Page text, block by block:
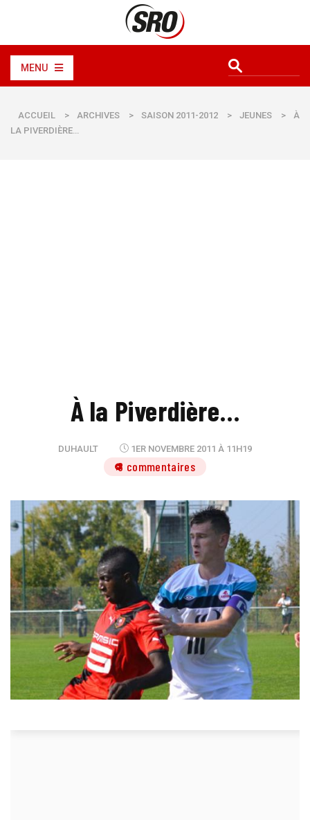
MENU
ACCUEIL > ARCHIVES > SAISON 2011-2012 > JEUNES >
À
LA PIVERDIÈRE…
À la Piverdière…
DUHAULT 1ER NOVEMBRE 2011 À 11H19
8 commentaires